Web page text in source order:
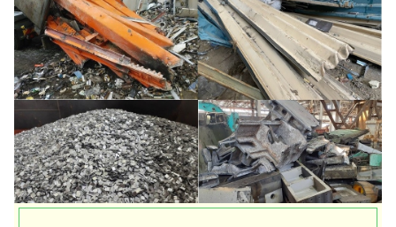
ワンストップシステム
お知らせ
プライバシーポリシー
採用情報/重機オペレーター
採用情報/現場作業員
農業プロジェクト「スコップ」